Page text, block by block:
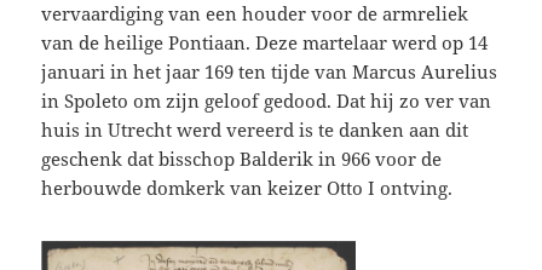
vervaardiging van een houder voor de armreliek
van de heilige Pontiaan. Deze martelaar werd op 14
januari in het jaar 169 ten tijde van Marcus Aurelius
in Spoleto om zijn geloof gedood. Dat hij zo ver van
huis in Utrecht werd vereerd is te danken aan dit
geschenk dat bisschop Balderik in 966 voor de
herbouwde domkerk van keizer Otto I ontving.